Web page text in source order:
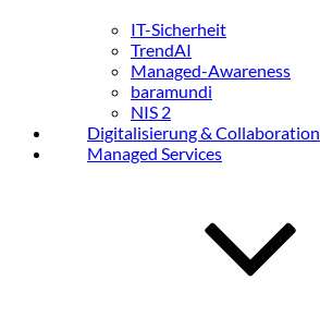
IT-Sicherheit
TrendAI
Managed-Awareness
baramundi
NIS 2
Digitalisierung & Collaboration
Managed Services